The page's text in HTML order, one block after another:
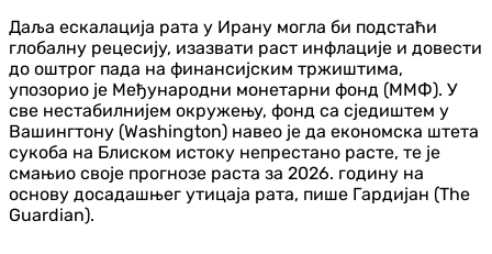
Даља ескалација рата у Ирану могла би подстаћи
глобалну рецесију, изазвати раст инфлације и довести
до оштрог пада на финансијским тржиштима,
упозорио је Међународни монетарни фонд (ММФ). У
све нестабилнијем окружењу, фонд са сједиштем у
Вашингтону (Washington) навео је да економска штета
сукоба на Блиском истоку непрестано расте, те је
смањио своје прогнозе раста за 2026. годину на
основу досадашњег утицаја рата, пише Гардијан (The
Guardian).